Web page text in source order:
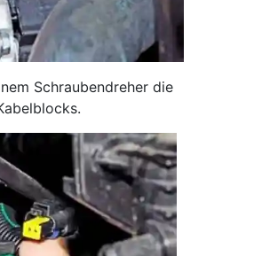
Schraubendreher die